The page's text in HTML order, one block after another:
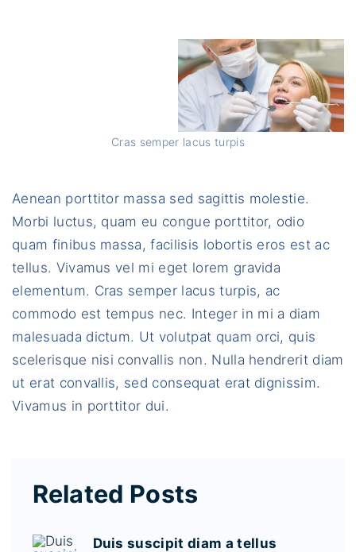
Cras semper lacus turpis
Aenean porttitor massa sed sagittis molestie.
Morbi luctus, quam eu congue porttitor, odio
quam finibus massa, facilisis lobortis eros est ac
tellus. Vivamus vel mi eget lorem gravida
elementum. Cras semper lacus turpis, ac
commodo est tempus nec. Integer in mi a diam
malesuada dictum. Ut volutpat quam orci, quis
scelerisque nisi convallis non. Nulla hendrerit diam
ut erat convallis, sed consequat erat dignissim.
Vivamus in porttitor dui.
Related Posts
Duis suscipit diam a tellus